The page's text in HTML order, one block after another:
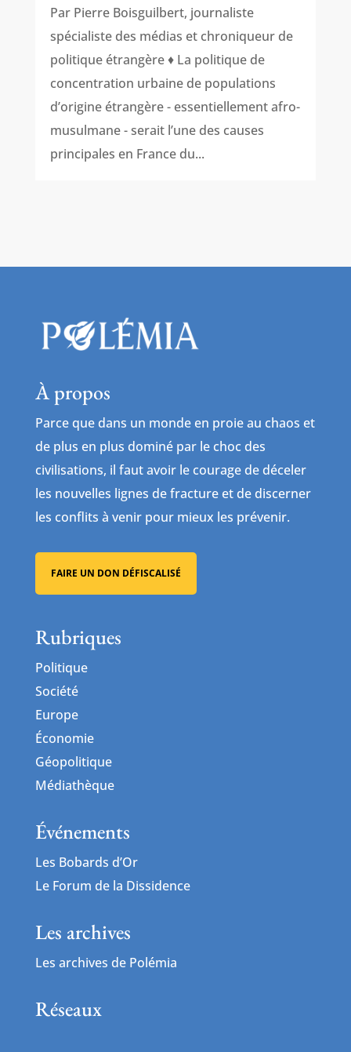
Par Pierre Boisguilbert, journaliste
spécialiste des médias et chroniqueur de
politique étrangère ♦ La politique de
concentration urbaine de populations
d’origine étrangère - essentiellement afro-
musulmane - serait l’une des causes
principales en France du...
À propos
Parce que dans un monde en proie au chaos et
de plus en plus dominé par le choc des
civilisations, il faut avoir le courage de déceler
les nouvelles lignes de fracture et de discerner
les conflits à venir pour mieux les prévenir.
FAIRE UN DON DÉFISCALISÉ
Rubriques
Politique
Société
Europe
Économie
Géopolitique
Médiathèque
Événements
Les Bobards d’Or
Le Forum de la Dissidence
Les archives
Les archives de Polémia
Réseaux